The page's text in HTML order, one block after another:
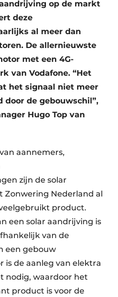
op de markt
deze
al meer dan
De allernieuwste
met een 4G-
van Vodafone. “Het
het signaal niet meer
door de gebouwschil”,
Hugo Top van
aannemers,
zijn de solar
Zonwering Nederland al
product.
een solar aandrijving is
van de
een gebouw
is de aanleg van elektra
nodig, waardoor het
product is voor de